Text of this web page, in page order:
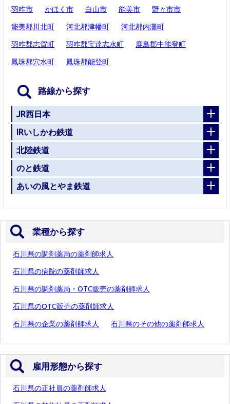
羽咋市 かほく市 白山市 能美市 野々市市
能美郡川北町 河北郡津幡町 河北郡内灘町
羽咋郡志賀町 羽咋郡宝達志水町 鹿島郡中能登町
鳳珠郡穴水町 鳳珠郡能登町
路線から探す
JR西日本
IRいしかわ鉄道
北陸鉄道
のと鉄道
あいの風とやま鉄道
業種から探す
石川県の調剤薬局の薬剤師求人
石川県の病院の薬剤師求人
石川県の調剤薬局・OTC販売の薬剤師求人
石川県のOTC販売の薬剤師求人
石川県の企業の薬剤師求人 石川県のその他の薬剤師求人
雇用形態から探す
石川県の正社員の薬剤師求人